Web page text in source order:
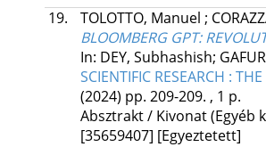
19.
TOLOTTO, Manuel ;
BLOOMBERG GPT:
In: DEY, Subhashish;
SCIENTIFIC RESEARCH :
(2024) pp. 209-209. , 1 p.
Absztrakt / Kivonat (Egyéb
[35659407] [Egyeztetett]